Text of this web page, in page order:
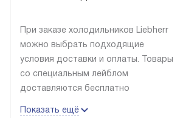
При заказе холодильников Liebherr
можно выбрать подходящие
условия доставки и оплаты. Товары
со специальным лейблом
доставляются бесплатно
Показать ещё